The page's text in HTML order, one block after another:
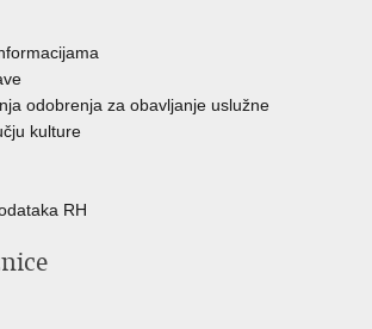
odobrenja za obavljanje uslužne
kulture
RH